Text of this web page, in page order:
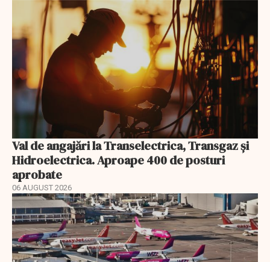
Val de angajări la Transelectrica, Transgaz și
Hidroelectrica. Aproape 400 de posturi
aprobate
06 AUGUST 2026